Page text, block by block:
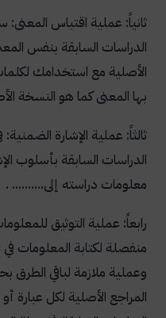
ثانياً: عملية اقتباس
الدراسات السابقة بنفس
الأصلية مع استخدامك
بها المعنى كما هو النسخة
ثالثاً: عملية الإشارة
الدراسات السابقة بأسلوب
معلومات دراسته إلى.......... .
رابعاً: عملية التوثيق
منفصلة لكتابة المعلومات
وعملية ملازمة لباقي الطرق
المراجع الأصلية لكل عبارة